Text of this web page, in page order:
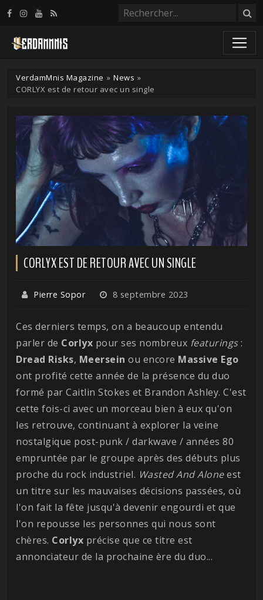
VerdamMnis Magazine » News »
CORLYX est de retour avec un single
CORLYX EST DE RETOUR AVEC UN SINGLE
Pierre Sopor 8 septembre 2023
Ces derniers temps, on a beaucoup entendu
parler de Corlyx pour ses nombreux featurings:
Dread Risks, Meersein ou encore Massive Ego
ont profité cette année de la présence du duo
formé par Caitlin Stokes et Brandon Ashley. C'est
cette fois-ci avec un morceau bien à eux qu'on
les retrouve, continuant à explorer la veine
nostalgique post-punk / darkwave / années 80
empruntée par le groupe après des débuts plus
proche du rock industriel. Wasted And Aloneest
un titre sur les mauvaises décisions passées, où
l'on fait la fête jusqu'à devenir engourdi et que
l'on repousse les personnes qui nous sont
chères. Corlyx précise que ce titre est
annonciateur de la prochaine ère du duo...
Panneau de gestion des cookies